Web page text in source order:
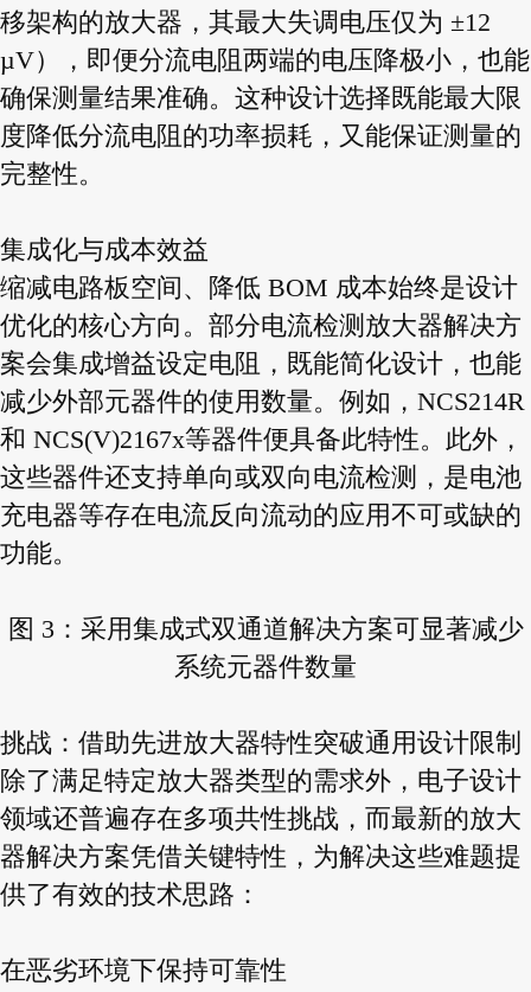
移架构的放大器，其最大失调电压仅为 ±12
µV），即便分流电阻两端的电压降极小，也能
确保测量结果准确。这种设计选择既能最大限
度降低分流电阻的功率损耗，又能保证测量的
完整性。
集成化与成本效益
缩减电路板空间、降低 BOM 成本始终是设计
优化的核心方向。部分电流检测放大器解决方
案会集成增益设定电阻，既能简化设计，也能
减少外部元器件的使用数量。例如，NCS214R
和 NCS(V)2167x等器件便具备此特性。此外，
这些器件还支持单向或双向电流检测，是电池
充电器等存在电流反向流动的应用不可或缺的
功能。
图 3：采用集成式双通道解决方案可显著减少
系统元器件数量
挑战：借助先进放大器特性突破通用设计限制
除了满足特定放大器类型的需求外，电子设计
领域还普遍存在多项共性挑战，而最新的放大
器解决方案凭借关键特性，为解决这些难题提
供了有效的技术思路：
在恶劣环境下保持可靠性